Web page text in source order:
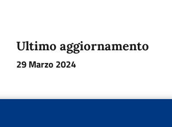
Ultimo aggiornamento
29 Marzo 2024